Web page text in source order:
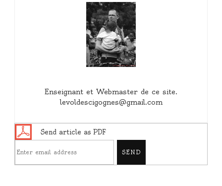
Enseignant et Webmaster de ce site.
levoldescigognes@gmail.com
Send article as PDF